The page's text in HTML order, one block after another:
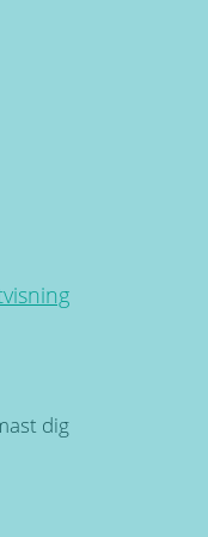
dig